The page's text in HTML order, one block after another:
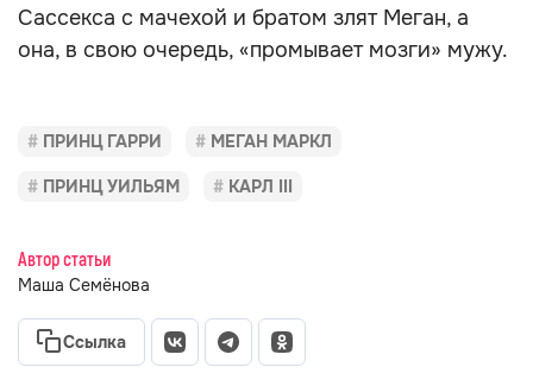
Сассекса с мачехой и братом злят Меган, а
она, в свою очередь, «промывает мозги» мужу.
ПРИНЦ ГАРРИ МЕГАН МАРКЛ
ПРИНЦ УИЛЬЯМ КАРЛ III
Автор статьи
Маша Семёнова
Ссылка